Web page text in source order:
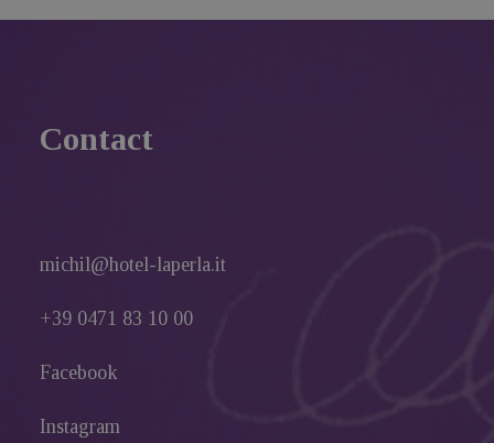
Contact
michil@hotel-laperla.it
+39 0471 83 10 00
Facebook
Instagram